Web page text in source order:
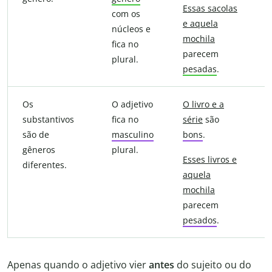
com os
núcleos e
fica no
plural.
Essas sacolas
e aquela
mochila
parecem
pesadas.
Os
substantivos
são de
gêneros
diferentes.
O adjetivo
fica no
masculino
plural.
O livro e a
série são
bons.
Esses livros e
aquela
mochila
parecem
pesados.
Apenas quando o adjetivo vierantes do sujeito ou do